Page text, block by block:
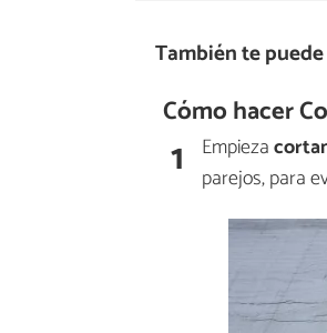
También te
Cómo hacer
1 Empieza
parejos, para